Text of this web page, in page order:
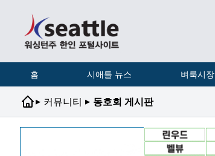
홈 시애틀 뉴스 벼룩시장
▸ 커뮤니티 ▸ 동호회 게시판